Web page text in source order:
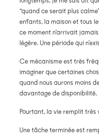
“quand ce serait plus
enfants, la maison et tous
ce moment n’arrivait
légère. Une période qui
Ce mécanisme est très
imaginer que certaines
quand nous aurons moins
davantage de disponibilité.
Pourtant, la vie remplit très
Une tâche terminée est